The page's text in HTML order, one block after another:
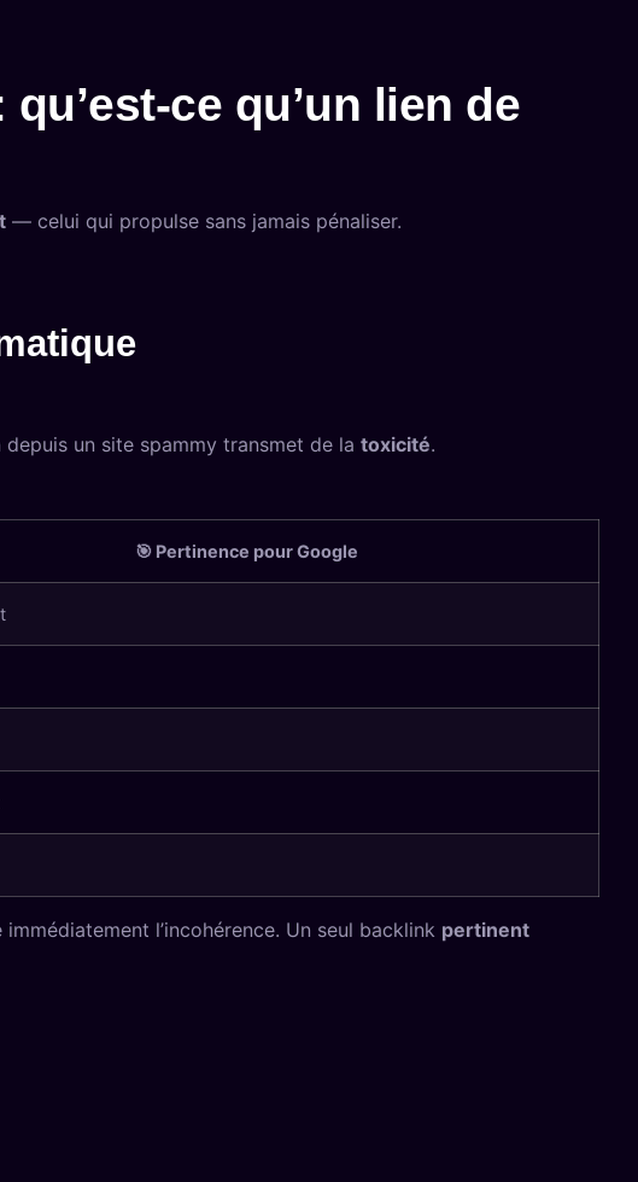
ce qu’un lien de
— celui qui propulse sans jamais pénaliser.
depuis un site spammy transmet de la toxicité.
🎯 Pertinence pour Google
l’incohérence. Un seul backlink pertinent